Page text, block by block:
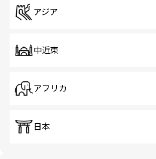
アジア
中近東
アフリカ
日本